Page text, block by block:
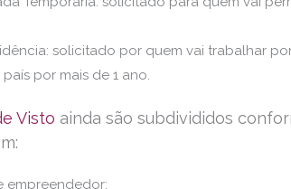
solicitado por quem vai trabalhar
por mais de 1 ano.
Visto ainda são subdivididos
empreendedor;